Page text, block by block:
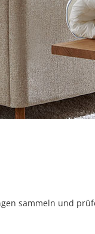
sammeln und